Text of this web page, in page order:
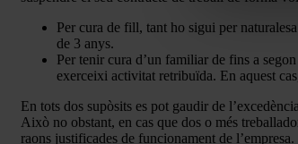
Per cura de fill, tant ho sigui per
de 3 anys.
Per tenir cura d’un familiar de fins a
exerceixi activitat retribuïda. En aquest
En tots dos supòsits es pot gaudir de
Això no obstant, en cas que dos o més
raons justificades de funcionament de l’empresa.